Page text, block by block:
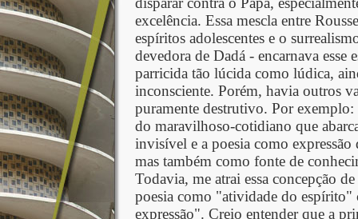
excelência. Essa mescla entre
espíritos adolescentes e o
devedora de Dadá - encarnava esse
parricida tão lúcida como lúdica,
inconsciente. Porém, havia outros
puramente destrutivo. Por
do maravilhoso-cotidiano que
invisível e a poesia como expressão
mas também como fonte de
Todavia, me atrai essa concepção
poesia como "atividade do espírito"
expressão". Creio entender que a